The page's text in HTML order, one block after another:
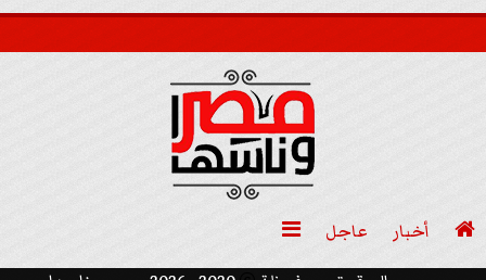
 أخبار عاجل
